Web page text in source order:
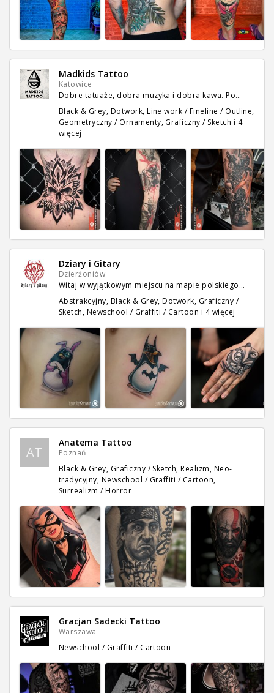
Madkids Tattoo
Katowice
Dobre tatuaże, dobra muzyka i dobra kawa. Po…
Black & Grey, Dotwork, Line work / Fineline / Outline,
Geometryczny / Ornamenty, Graficzny / Sketch i 4
więcej
Dziary i Gitary
Dzierżoniów
Witaj w wyjątkowym miejscu na mapie polskiego…
Abstrakcyjny, Black & Grey, Dotwork, Graficzny /
Sketch, Newschool / Graffiti / Cartoon i 4 więcej
AT
Anatema Tattoo
Poznań
Black & Grey, Graficzny / Sketch, Realizm, Neo-
tradycyjny, Newschool / Graffiti / Cartoon,
Surrealizm / Horror
Gracjan Sadecki Tattoo
Warszawa
Newschool / Graffiti / Cartoon